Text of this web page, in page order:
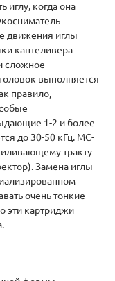
иглу, когда она
движения иглы
кантеливера
сложное
выполняется
правило,
1-2 и более
до 30-50 кГц. МС-
тракту
Замена иглы
очень тонкие
эти картриджи